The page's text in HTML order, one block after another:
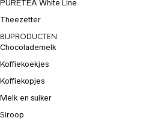
PURETEA White Line
Theezetter
BIJPRODUCTEN
Chocolademelk
Koffiekoekjes
Koffiekopjes
Melk en suiker
Siroop